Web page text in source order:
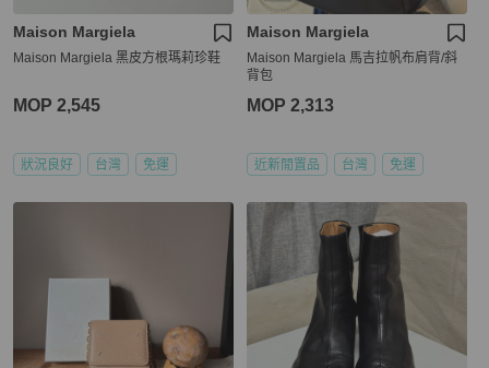
Maison Margiela
Maison Margiela 黑皮方根瑪莉珍鞋
MOP 2,545
狀況良好 台灣 免運
Maison Margiela
Maison Margiela 馬吉拉帆布肩背/斜
背包
MOP 2,313
近新閒置品 台灣 免運